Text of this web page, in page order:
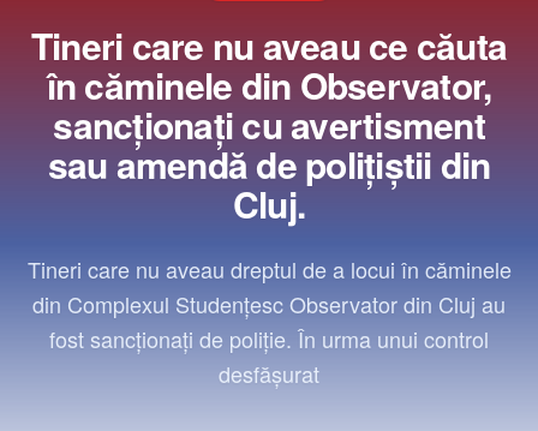
Contact
Tineri care nu aveau ce căuta
în căminele din Observator,
sancționați cu avertisment
sau amendă de polițiștii din
Cluj.
Tineri care nu aveau dreptul de a locui în căminele
din Complexul Studențesc Observator din Cluj au
fost sancționați de poliție. În urma unui control
desfășurat